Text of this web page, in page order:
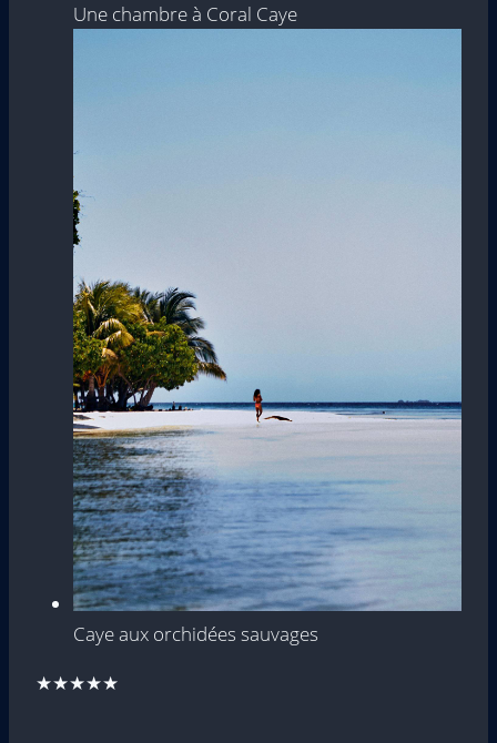
Une chambre à Coral Caye
Caye aux orchidées sauvages
★★★★★